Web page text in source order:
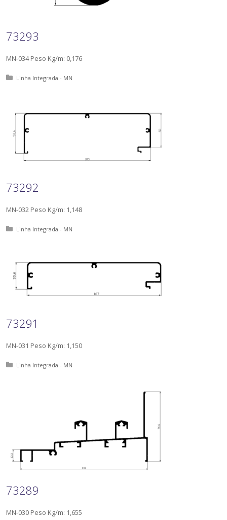
73293
MN-034 Peso Kg/m: 0,176
Posted in:
Linha Integrada - MN
73292
MN-032 Peso Kg/m: 1,148
Posted in:
Linha Integrada - MN
73291
MN-031 Peso Kg/m: 1,150
Posted in:
Linha Integrada - MN
73289
MN-030 Peso Kg/m: 1,655